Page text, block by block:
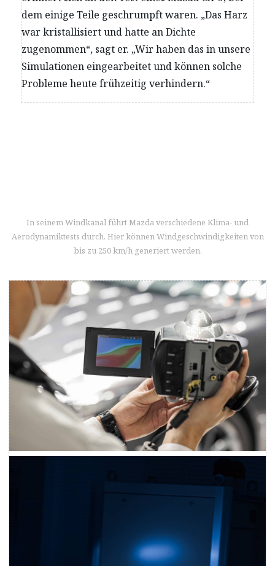
dem einige Teile geschrumpft waren. „Das Harz
war kristallisiert und hatte an Dichte
zugenommen“, sagt er. „Wir haben das in unsere
Simulationen eingearbeitet und können solche
Probleme heute frühzeitig verhindern.“
In seinem Windkanal führt Mazda verschiedene Klima- und
Aerodynamiktests durch. Hier können Windgeschwindigkeiten von
bis zu 250 km/h generiert werden.